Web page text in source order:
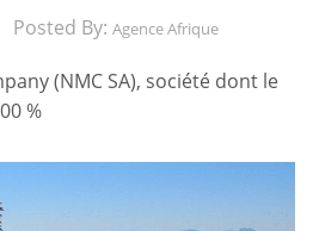
Posted By: Agence Afrique
(NMC SA), société dont le
%